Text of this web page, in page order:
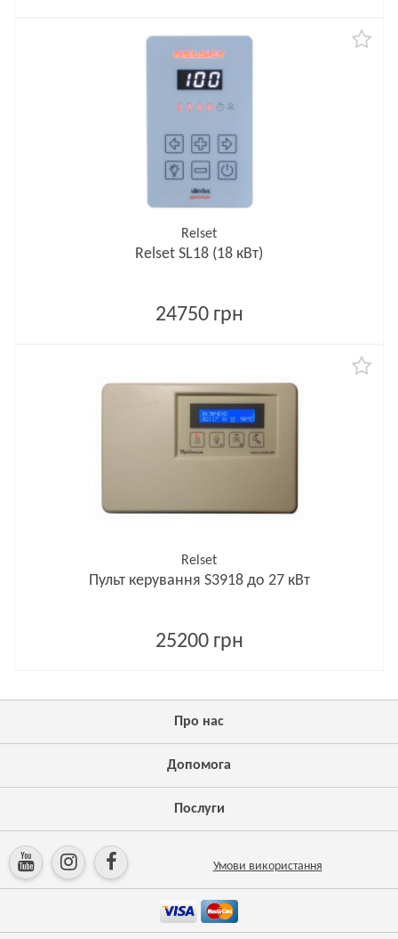
Relset
Relset SL18 (18 кВт)
24750 грн
Relset
Пульт керування S3918 до 27 кВт
25200 грн
Про нас
Допомога
Послуги
Умови використання